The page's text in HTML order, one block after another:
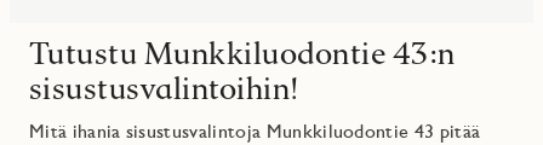
Tutustu Munkkiluodontie 43:n
sisustusvalintoihin!
Mitä ihania sisustusvalintoja Munkkiluodontie 43 pitää